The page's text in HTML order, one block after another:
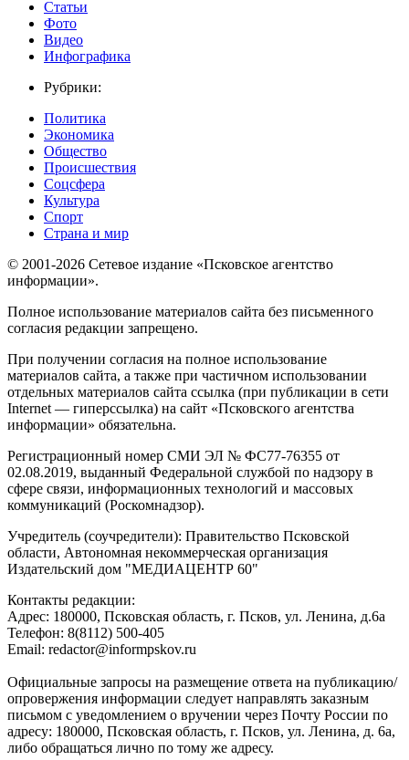
Статьи
Фото
Видео
Инфографика
Рубрики:
Политика
Экономика
Общество
Происшествия
Соцсфера
Культура
Спорт
Страна и мир
© 2001-2026 Сетевое издание «Псковское агентство
информации».
Полное использование материалов сайта без письменного
согласия редакции запрещено.
При получении согласия на полное использование
материалов сайта, а также при частичном использовании
отдельных материалов сайта ссылка (при публикации в сети
Internet — гиперссылка) на сайт «Псковского агентства
информации» обязательна.
Регистрационный номер СМИ ЭЛ № ФС77-76355 от
02.08.2019, выданный Федеральной службой по надзору в
сфере связи, информационных технологий и массовых
коммуникаций (Роскомнадзор).
Учредитель (соучредители): Правительство Псковской
области, Автономная некоммерческая организация
Издательский дом "МЕДИАЦЕНТР 60"
Контакты редакции:
Адреc: 180000, Псковская область, г. Псков, ул. Ленина, д.6а
Телефон: 8(8112) 500-405
Email: redactor@informpskov.ru
Официальные запросы на размещение ответа на публикацию/
опровержения информации следует направлять заказным
письмом с уведомлением о вручении через Почту России по
адресу: 180000, Псковская область, г. Псков, ул. Ленина, д. 6а,
либо обращаться лично по тому же адресу.